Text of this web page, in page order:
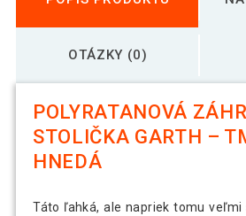
OTÁZKY (0)
POLYRATANOVÁ
STOLIČKA GARTH –
HNEDÁ
Táto ľahká, ale napriek tomu veľmi